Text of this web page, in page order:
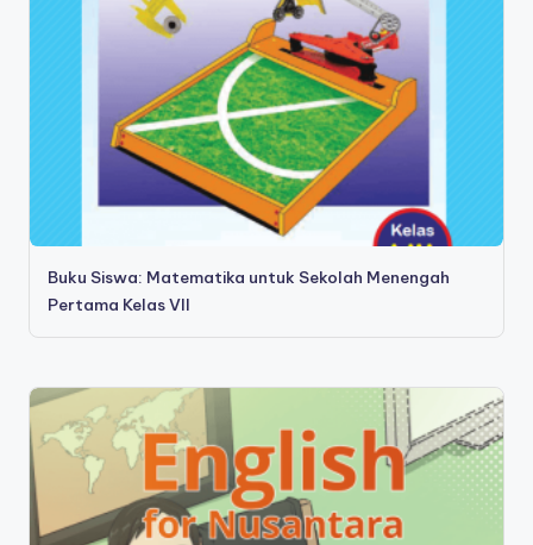
Buku Siswa: Matematika untuk Sekolah Menengah
Pertama Kelas VII